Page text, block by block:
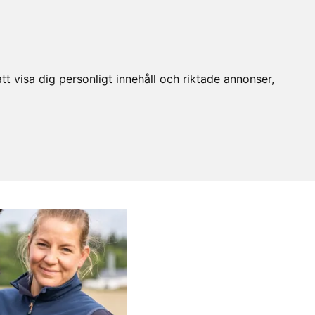
visa dig personligt innehåll och riktade annonser,